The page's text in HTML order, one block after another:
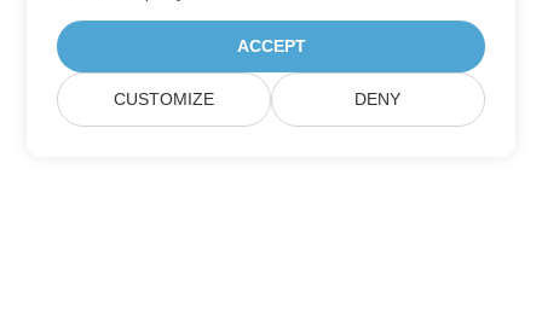
ACCEPT
CUSTOMIZE DENY